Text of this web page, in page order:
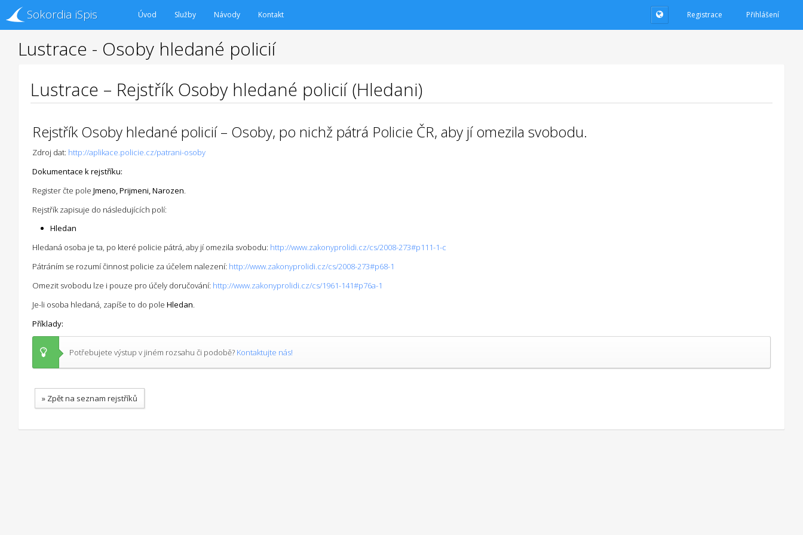
Sokordia iSpis Úvod Služby Návody Kontakt Registrace Přihlášení
Lustrace - Osoby hledané policií
Lustrace – Rejstřík Osoby hledané policií (Hledani)
Rejstřík Osoby hledané policií – Osoby, po nichž pátrá Policie ČR, aby jí omezila svobodu.
Zdroj dat: http://aplikace.policie.cz/patrani-osoby
Dokumentace k rejstříku:
Register čte pole Jmeno, Prijmeni, Narozen.
Rejstřík zapisuje do následujících polí:
Hledan
Hledaná osoba je ta, po které policie pátrá, aby jí omezila svobodu: http://www.zakonyprolidi.cz/cs/2008-273#p111-1-c
Pátráním se rozumí činnost policie za účelem nalezení: http://www.zakonyprolidi.cz/cs/2008-273#p68-1
Omezit svobodu lze i pouze pro účely doručování: http://www.zakonyprolidi.cz/cs/1961-141#p76a-1
Je-li osoba hledaná, zapíše to do pole Hledan.
Příklady:
Potřebujete výstup v jiném rozsahu či podobě? Kontaktujte nás!
» Zpět na seznam rejstříků